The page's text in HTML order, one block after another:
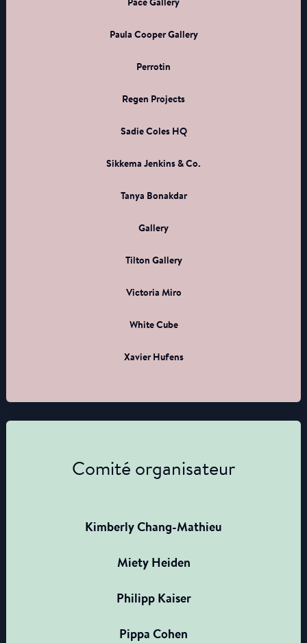
Pace Gallery
Paula Cooper Gallery
Perrotin
Regen Projects
Sadie Coles HQ
Sikkema Jenkins & Co.
Tanya Bonakdar
Gallery
Tilton Gallery
Victoria Miro
White Cube
Xavier Hufens
Comité organisateur
Kimberly Chang-Mathieu
Miety Heiden
Philipp Kaiser
Pippa Cohen